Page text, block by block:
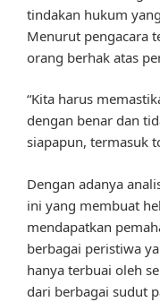
tindakan hukum
Menurut pengacara
orang berhak atas
“Kita harus
dengan benar dan
siapapun, termasuk
Dengan adanya
ini yang membuat
mendapatkan
berbagai peristiwa
hanya terbuai oleh
dari berbagai sudut